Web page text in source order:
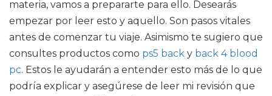
materia, vamos a prepararte para ello. Desearás
empezar por leer esto y aquello. Son pasos vitales
antes de comenzar tu viaje. Asimismo te sugiero que
consultes productos como ps5 back y back 4 blood
pc. Estos le ayudarán a entender esto más de lo que
podría explicar y asegúrese de leer mi revisión que